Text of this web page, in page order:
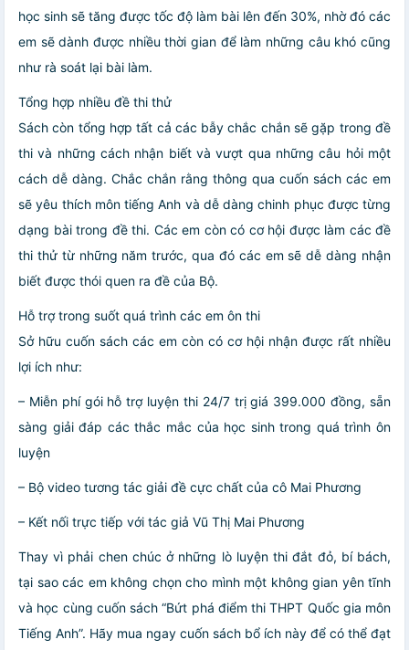
học sinh sẽ tăng được tốc độ làm bài lên đến 30%, nhờ đó các
em sẽ dành được nhiều thời gian để làm những câu khó cũng
như rà soát lại bài làm.
Tổng hợp nhiều đề thi thử
Sách còn tổng hợp tất cả các bẫy chắc chắn sẽ gặp trong đề
thi và những cách nhận biết và vượt qua những câu hỏi một
cách dễ dàng. Chắc chắn rằng thông qua cuốn sách các em
sẽ yêu thích môn tiếng Anh và dễ dàng chinh phục được từng
dạng bài trong đề thi. Các em còn có cơ hội được làm các đề
thi thử từ những năm trước, qua đó các em sẽ dễ dàng nhận
biết được thói quen ra đề của Bộ.
Hỗ trợ trong suốt quá trình các em ôn thi
Sở hữu cuốn sách các em còn có cơ hội nhận được rất nhiều
lợi ích như:
– Miễn phí gói hỗ trợ luyện thi 24/7 trị giá 399.000 đồng, sẵn
sàng giải đáp các thắc mắc của học sinh trong quá trình ôn
luyện
– Bộ video tương tác giải đề cực chất của cô Mai Phương
– Kết nối trực tiếp với tác giả Vũ Thị Mai Phương
Thay vì phải chen chúc ở những lò luyện thi đắt đỏ, bí bách,
tại sao các em không chọn cho mình một không gian yên tĩnh
và học cùng cuốn sách “Bứt phá điểm thi THPT Quốc gia môn
Tiếng Anh”. Hãy mua ngay cuốn sách bổ ích này để có thể đạt